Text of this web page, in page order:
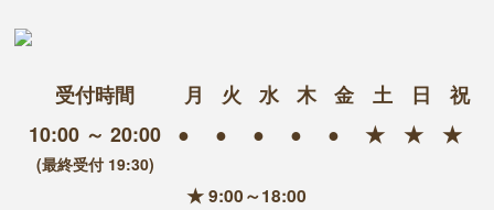
受付時間 月 火 水 木 金 土 日
祝
10:00 ～ 20:00
(最終受付 19:30)
● ● ● ● ● ★ ★ ★
★ 9:00～18:00